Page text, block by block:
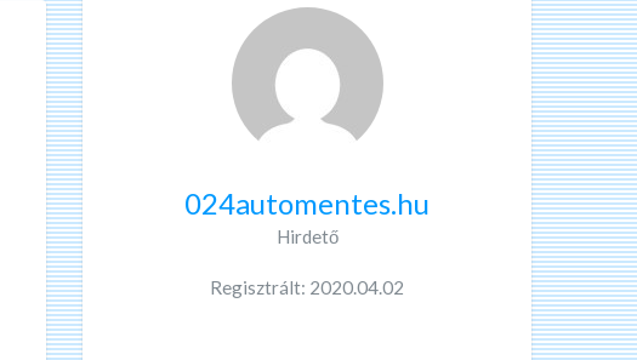
024automentes.hu
Hirdető
Regisztrált: 2020.04.02